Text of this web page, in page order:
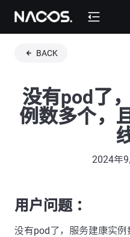
BACK
没有pod了
例数多个，
2024年
用户问题 ：
没有pod了，服务建康实